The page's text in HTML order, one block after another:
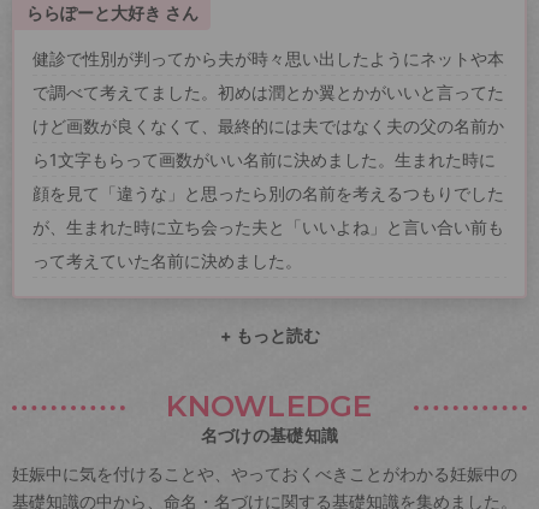
ららぽーと大好き さん
健診で性別が判ってから夫が時々思い出したようにネットや本
で調べて考えてました。初めは潤とか翼とかがいいと言ってた
けど画数が良くなくて、最終的には夫ではなく夫の父の名前か
ら1文字もらって画数がいい名前に決めました。生まれた時に
顔を見て「違うな」と思ったら別の名前を考えるつもりでした
が、生まれた時に立ち会った夫と「いいよね」と言い合い前も
って考えていた名前に決めました。
+ もっと読む
KNOWLEDGE
名づけの基礎知識
妊娠中に気を付けることや、やっておくべきことがわかる妊娠中の
基礎知識の中から、命名・名づけに関する基礎知識を集めました。